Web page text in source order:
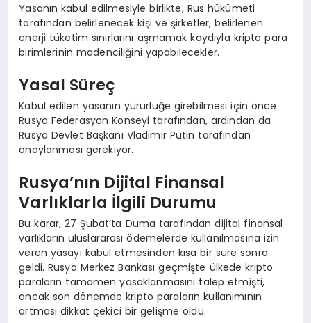
Yasanın kabul edilmesiyle birlikte, Rus hükümeti
tarafından belirlenecek kişi ve şirketler, belirlenen
enerji tüketim sınırlarını aşmamak kaydıyla kripto para
birimlerinin madenciliğini yapabilecekler.
Yasal Süreç
Kabul edilen yasanın yürürlüğe girebilmesi için önce
Rusya Federasyon Konseyi tarafından, ardından da
Rusya Devlet Başkanı Vladimir Putin tarafından
onaylanması gerekiyor.
Rusya’nın Dijital Finansal
Varlıklarla İlgili Durumu
Bu karar, 27 Şubat’ta Duma tarafından dijital finansal
varlıkların uluslararası ödemelerde kullanılmasına izin
veren yasayı kabul etmesinden kısa bir süre sonra
geldi. Rusya Merkez Bankası geçmişte ülkede kripto
paraların tamamen yasaklanmasını talep etmişti,
ancak son dönemde kripto paraların kullanımının
artması dikkat çekici bir gelişme oldu.